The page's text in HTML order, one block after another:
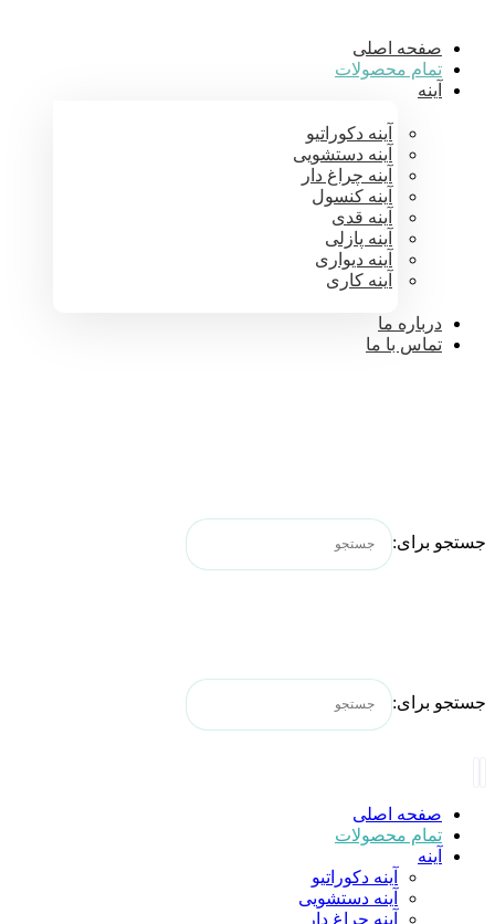
صفحه اصلی
تمام محصولات
آینه
آینه دکوراتیو
آینه دستشویی
آینه چراغ دار
آینه کنسول
آینه قدی
آینه پازلی
آینه دیواری
آینه کاری
درباره ما
تماس با ما
جستجو برای:
جستجو برای:
صفحه اصلی
تمام محصولات
آینه
آینه دکوراتیو
آینه دستشویی
آینه چراغ دار